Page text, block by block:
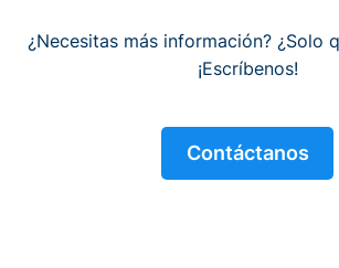
¿Necesitas más información? ¿Solo
¡Escríbenos!
Contáctanos